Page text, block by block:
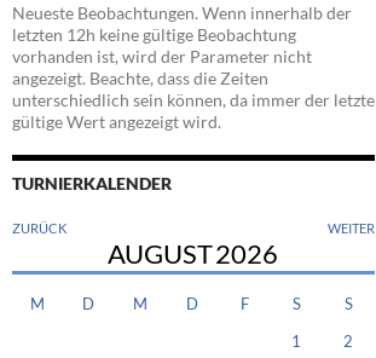
Neueste Beobachtungen. Wenn innerhalb der
letzten 12h keine gültige Beobachtung
vorhanden ist, wird der Parameter nicht
angezeigt. Beachte, dass die Zeiten
unterschiedlich sein können, da immer der letzte
gültige Wert angezeigt wird.
TURNIERKALENDER
ZURÜCK WEITER
AUGUST2026
M D M D F S S
1
2